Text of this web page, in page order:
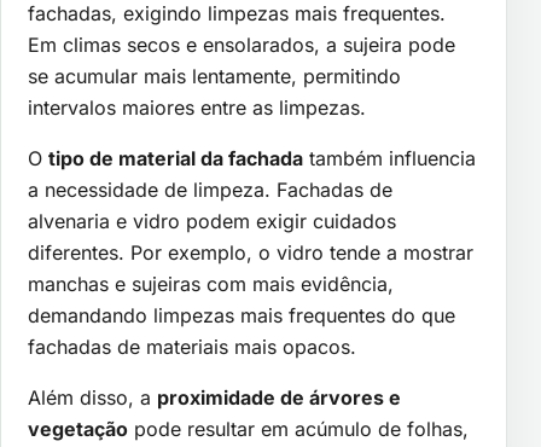
fachadas, exigindo limpezas mais frequentes.
Em climas secos e ensolarados, a sujeira pode
se acumular mais lentamente, permitindo
intervalos maiores entre as limpezas.
O tipo de material da fachada também influencia
a necessidade de limpeza. Fachadas de
alvenaria e vidro podem exigir cuidados
diferentes. Por exemplo, o vidro tende a mostrar
manchas e sujeiras com mais evidência,
demandando limpezas mais frequentes do que
fachadas de materiais mais opacos.
Além disso, a proximidade de árvores e
vegetação pode resultar em acúmulo de folhas,